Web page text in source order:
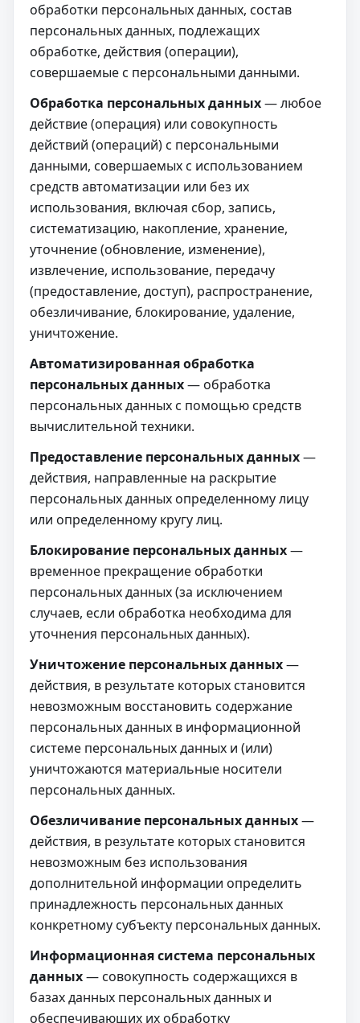
обработки персональных данных, состав
персональных данных, подлежащих
обработке, действия (операции),
совершаемые с персональными данными.
Обработка персональных данных— любое
действие (операция) или совокупность
действий (операций) с персональными
данными, совершаемых с использованием
средств автоматизации или без их
использования, включая сбор, запись,
систематизацию, накопление, хранение,
уточнение (обновление, изменение),
извлечение, использование, передачу
(предоставление, доступ), распространение,
обезличивание, блокирование, удаление,
уничтожение.
Автоматизированная обработка
персональных данных— обработка
персональных данных с помощью средств
вычислительной техники.
Предоставление персональных данных—
действия, направленные на раскрытие
персональных данных определенному лицу
или определенному кругу лиц.
Блокирование персональных данных—
временное прекращение обработки
персональных данных (за исключением
случаев, если обработка необходима для
уточнения персональных данных).
Уничтожение персональных данных—
действия, в результате которых становится
невозможным восстановить содержание
персональных данных в информационной
системе персональных данных и (или)
уничтожаются материальные носители
персональных данных.
Обезличивание персональных данных—
действия, в результате которых становится
невозможным без использования
дополнительной информации определить
принадлежность персональных данных
конкретному субъекту персональных данных.
Информационная система персональных
данных— совокупность содержащихся в
базах данных персональных данных и
обеспечивающих их обработку